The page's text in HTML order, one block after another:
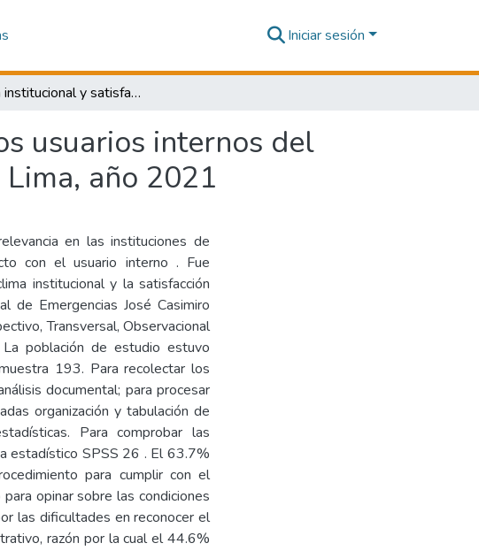
Iniciar sesión
Clima institucional y satisfacción laboral en los usuarios internos del Hospital de Emergencias José Casimiro Ulloa Lima, año 2021
usuarios internos del
año 2021
en las instituciones de
con el usuario interno . Fue
institucional y la satisfacción
de Emergencias José Casimiro
Transversal, Observacional
población de estudio estuvo
193. Para recolectar los
documental; para procesar
organización y tabulación de
Para comprobar las
estadístico SPSS 26 . El 63.7%
para cumplir con el
opinar sobre las condiciones
las dificultades en reconocer el
razón por la cual el 44.6%